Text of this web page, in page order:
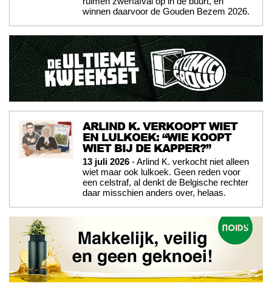
winnen daarvoor de Gouden Bezem 2026.
ARLIND K. VERKOOPT WIET
EN LULKOEK: “WIE KOOPT
WIET BIJ DE KAPPER?”
13 juli 2026 - Arlind K. verkocht niet alleen
wiet maar ook lulkoek. Geen reden voor
een celstraf, al denkt de Belgische rechter
daar misschien anders over, helaas.